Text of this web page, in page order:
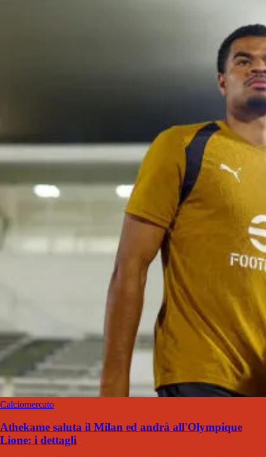
Calciomercato
Athekame saluta il Milan ed andrà all'Olympique
Lione: i dettagli